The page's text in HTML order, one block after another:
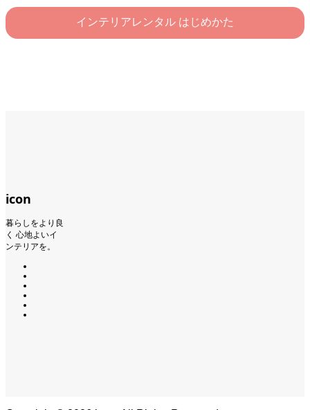
インテリアレンタル はじめかた
icon
暮らしをより良
く 心地よいイ
ンテリアを。